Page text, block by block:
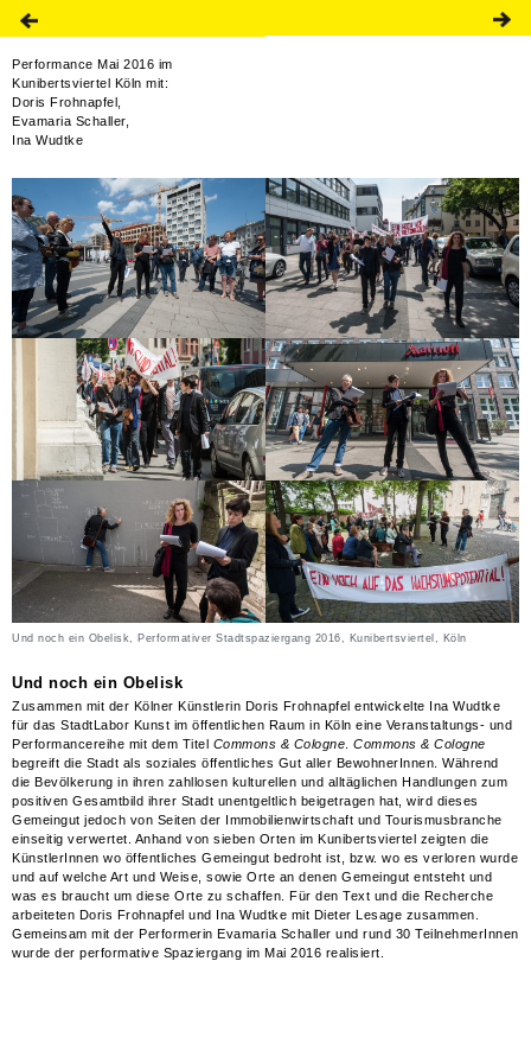
Performance Mai 2016 im
Kunibertsviertel Köln mit:
Doris Frohnapfel,
Evamaria Schaller,
Ina Wudtke
Und noch ein Obelisk, Performativer Stadtspaziergang 2016, Kunibertsviertel, Köln
Und noch ein Obelisk
Zusammen mit der Kölner Künstlerin Doris Frohnapfel entwickelte Ina Wudtke
für das StadtLabor Kunst im öffentlichen Raum in Köln eine Veranstaltungs- und
Performancereihe mit dem Titel Commons & Cologne Commons & Cologne
begreift die Stadt als soziales öffentliches Gut aller BewohnerInnen. Während
die Bevölkerung in ihren zahllosen kulturellen und alltäglichen Handlungen zum
positiven Gesamtbild ihrer Stadt unentgeltlich beigetragen hat, wird dieses
Gemeingut jedoch von Seiten der Immobilienwirtschaft und Tourismusbranche
einseitig verwertet. Anhand von sieben Orten im Kunibertsviertel zeigten die
KünstlerInnen wo öffentliches Gemeingut bedroht ist, bzw. wo es verloren wurde
und auf welche Art und Weise, sowie Orte an denen Gemeingut entsteht und
was es braucht um diese Orte zu schaffen. Für den Text und die Recherche
arbeiteten Doris Frohnapfel und Ina Wudtke mit Dieter Lesage zusammen.
Gemeinsam mit der Performerin Evamaria Schaller und rund 30 TeilnehmerInnen
wurde der performative Spaziergang im Mai 2016 realisiert.